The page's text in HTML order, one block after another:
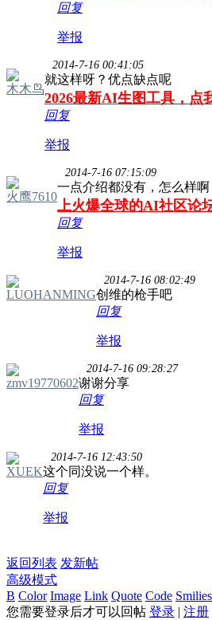
回复
举报
木木鸟
2014-7-16 00:41:05
就这样呀？优点缺点呢
2026最新AI生图工具，点
回复
举报
火鹰7610
2014-7-16 07:15:09
一点介绍都没有，怎么样啊
上火爆全球的AI社区论
回复
举报
LUOHANMING
2014-7-16 08:02:49
创维的枪手吧
回复
举报
zmv19770602
2014-7-16 09:28:27
谢谢分享
回复
举报
XUEK
2014-7-16 12:43:50
这个同没说一个样。
回复
举报
返回列表 发新帖
高级模式
B Color Image Link Quote Code Smilies
您需要登录后才可以回帖 登录 | 注册